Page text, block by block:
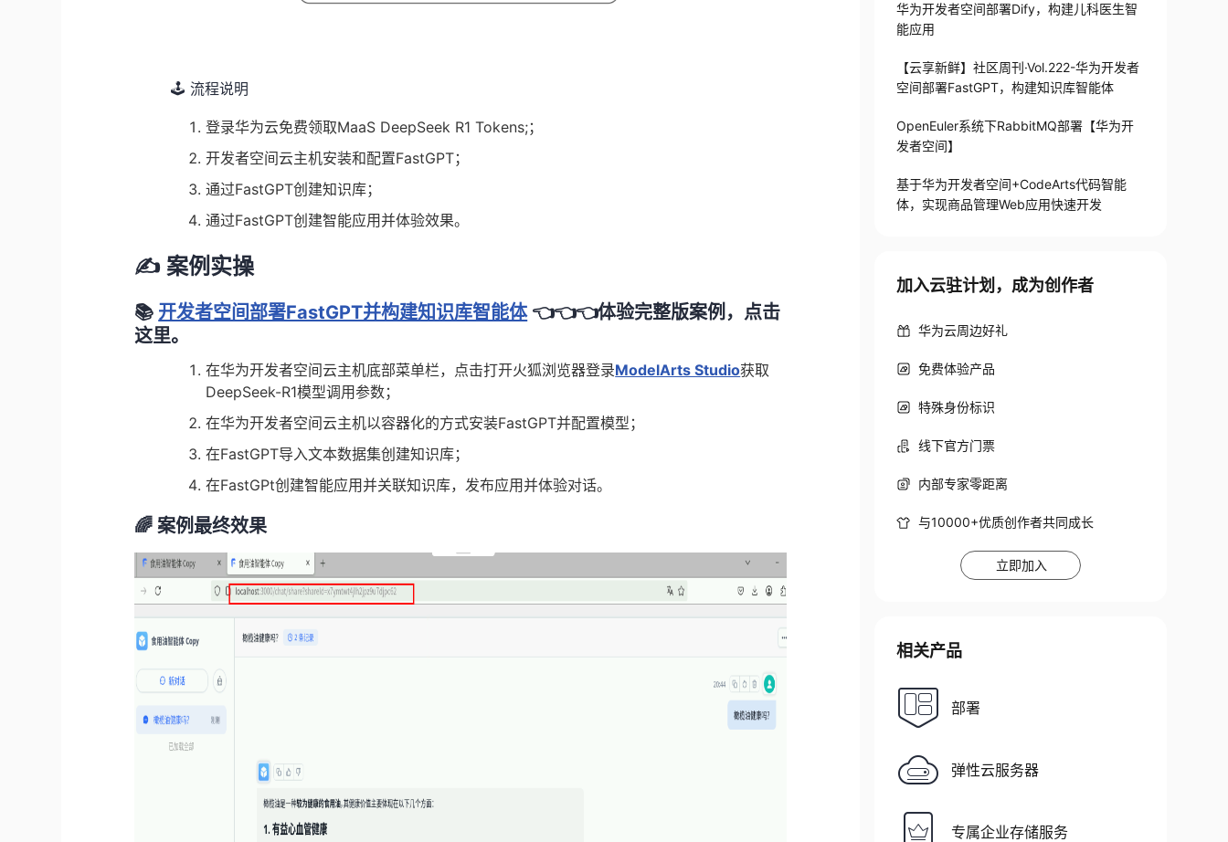
🕹️流程说明
登录华为云免费领取MaaS DeepSeek R1 Tokens;；
开发者空间云主机安装和配置FastGPT；
通过FastGPT创建知识库；
通过FastGPT创建智能应用并体验效果。
✍️ 案例实操
📚 开发者空间部署FastGPT并构建知识库智能体 👈👈👈体验完整版案例，点击
这里。
在华为开发者空间云主机底部菜单栏，点击打开火狐浏览器登录ModelArts Studio获取
DeepSeek-R1模型调用参数；
在华为开发者空间云主机以容器化的方式安装FastGPT并配置模型；
在FastGPT导入文本数据集创建知识库；
在FastGPt创建智能应用并关联知识库，发布应用并体验对话。
🌈 案例最终效果
华为开发者空间部署Dify，构建儿科医生智
能应用
【云享新鲜】社区周刊·Vol.222-华为开发者
空间部署FastGPT，构建知识库智能体
OpenEuler系统下RabbitMQ部署【华为开
发者空间】
基于华为开发者空间+CodeArts代码智能
体，实现商品管理Web应用快速开发
加入云驻计划，成为创作者
华为云周边好礼
免费体验产品
特殊身份标识
线下官方门票
内部专家零距离
与10000+优质创作者共同成长
立即加入
相关产品
部署
弹性云服务器
专属企业存储服务